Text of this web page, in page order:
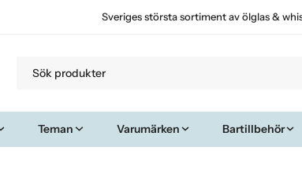
Sveriges största sortiment av ölglas &
Teman Varumärken Bartillbehör